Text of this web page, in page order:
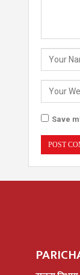
Save